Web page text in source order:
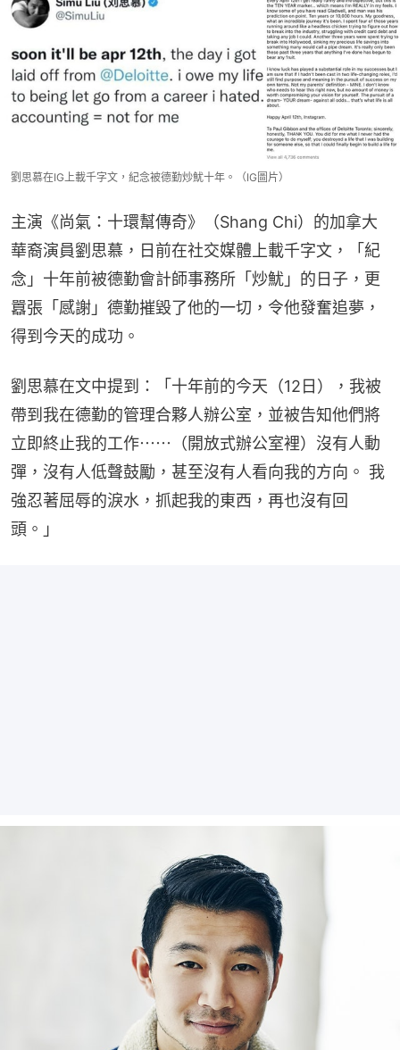
劉思慕在IG上載千字文，紀念被德勤炒魷十年。（IG圖片）
主演《尚氣：十環幫傳奇》（Shang Chi）的加拿大
華裔演員劉思慕，日前在社交媒體上載千字文，「紀
念」十年前被德勤會計師事務所「炒魷」的日子，更
囂張「感謝」德勤摧毀了他的一切，令他發奮追夢，
得到今天的成功。
劉思慕在文中提到：「十年前的今天（12日），我被
帶到我在德勤的管理合夥人辦公室，並被告知他們將
立即終止我的工作⋯⋯（開放式辦公室裡）沒有人動
彈，沒有人低聲鼓勵，甚至沒有人看向我的方向。 我
強忍著屈辱的淚水，抓起我的東西，再也沒有回
頭。」